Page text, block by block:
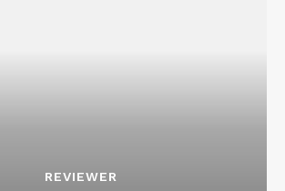
REVIEWER